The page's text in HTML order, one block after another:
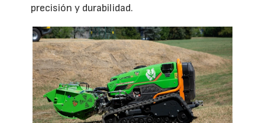
precisión y durabilidad.